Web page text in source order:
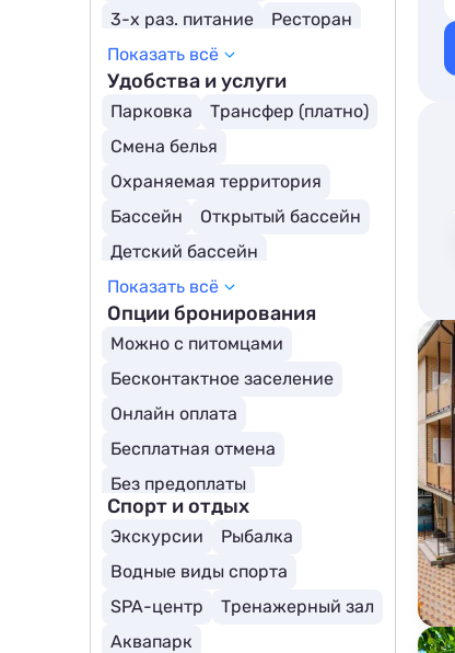
3-х раз. питание
Ресторан
Заказное меню
Шведский стол
Все включено
Полный пансион
Детское меню
Полупансион
Вегетарианское меню
Показать всё
Удобства и услуги
Парковка
Трансфер (платно)
Смена белья
Охраняемая территория
Бассейн
Открытый бассейн
Детский бассейн
Бассейн с подогревом
Трансфер (бесплатно)
Собственный пляж
Показать всё
Опции бронирования
Можно с питомцами
Бесконтактное заселение
Онлайн оплата
Бесплатная отмена
Без предоплаты
Спорт и отдых
Экскурсии
Рыбалка
Водные виды спорта
SPA-центр
Тренажерный зал
Аквапарк